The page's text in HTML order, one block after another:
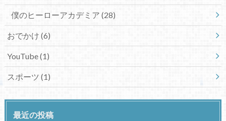
僕のヒーローアカデミア (28)
おでかけ (6)
YouTube(1)
スポーツ (1)
最近の投稿